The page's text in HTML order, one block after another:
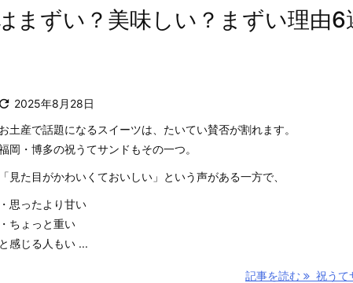
まずい？美味しい？まずい理由6
 2025年8月28日
お土産で話題になるスイーツは、たいてい賛否が割れます。
岡・博多の祝うてサンドもその一つ。
「見た目がかわいくておいしい」という声がある一方で、
・思ったより甘い
・ちょっと重い
と感じる人もい ...
記事を読む 祝うて